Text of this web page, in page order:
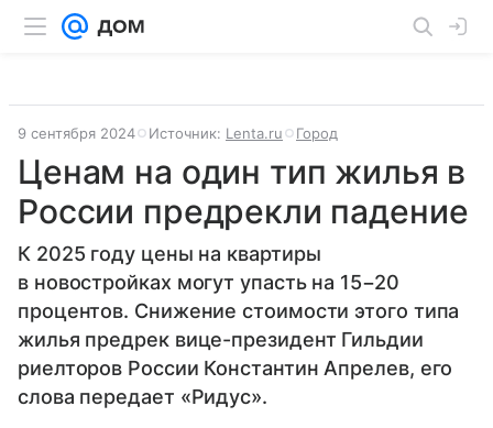
9 сентября 2024 Источник: Lenta.ru Город
Ценам на один тип жилья в
России предрекли падение
К 2025 году цены на квартиры
в новостройках могут упасть на 15−20
процентов. Снижение стоимости этого типа
жилья предрек вице-президент Гильдии
риелторов России Константин Апрелев, его
слова передает «Ридус».